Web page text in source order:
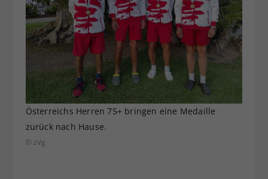
Österreichs Herren 75+ bringen eine Medaille
zurück nach Hause.
© zVg